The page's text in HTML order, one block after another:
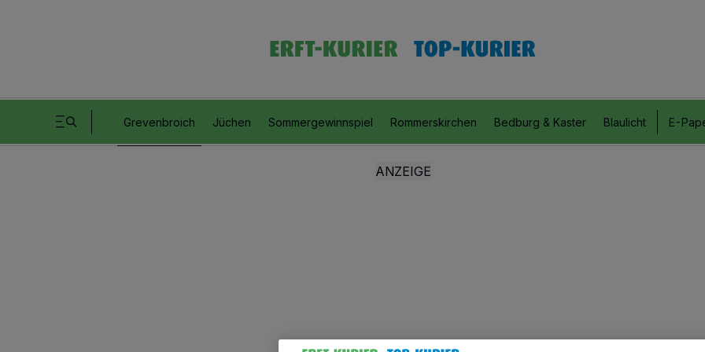
Grevenbroich Jüchen Sommergewinnspiel Rommerskirchen Bedburg & Kaster Blaulicht E-